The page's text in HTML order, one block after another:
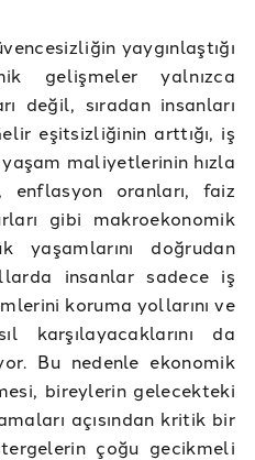
yaygınlaştığı
gelişmeler yalnızca
değil, sıradan insanları
eşitsizliğinin arttığı, iş
yaşam maliyetlerinin hızla
oranları, faiz
gibi makroekonomik
yaşamlarını doğrudan
insanlar sadece iş
koruma yollarını ve
karşılayacaklarını da
Bu nedenle ekonomik
bireylerin gelecekteki
açısından kritik bir
çoğu gecikmeli